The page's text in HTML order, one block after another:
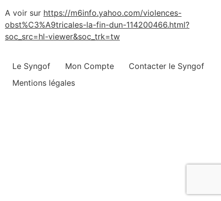
A voir sur https://m6info.yahoo.com/violences-
obst%C3%A9tricales-la-fin-dun-114200466.html?
soc_src=hl-viewer&soc_trk=tw
Le Syngof Mon Compte
Contacter le Syngof
Mentions légales